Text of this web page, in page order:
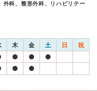
外科、整形外科、リハビリテー
木 金 土 日 祝